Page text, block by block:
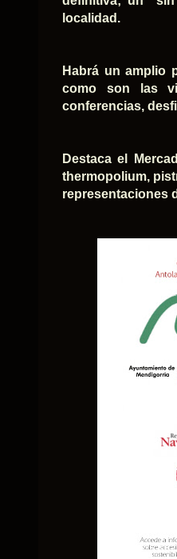
localidad.
Habrá un amplio
como son las
conferencias,
Destaca el
thermopolium,
representaciones